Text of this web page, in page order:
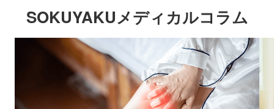
SOKUYAKUメディカルコラム